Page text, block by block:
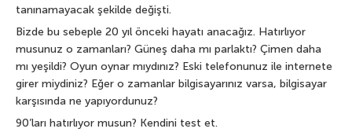
tanınamayacak şekilde değişti.
Bizde bu sebeple 20 yıl önceki hayatı anacağız. Hatırlıyor
musunuz o zamanları? Güneş daha mı parlaktı? Çimen daha
mı yeşildi? Oyun oynar mıydınız? Eski telefonunuz ile internete
girer miydiniz? Eğer o zamanlar bilgisayarınız varsa, bilgisayar
karşısında ne yapıyordunuz?
90’ları hatırlıyor musun? Kendini test et.